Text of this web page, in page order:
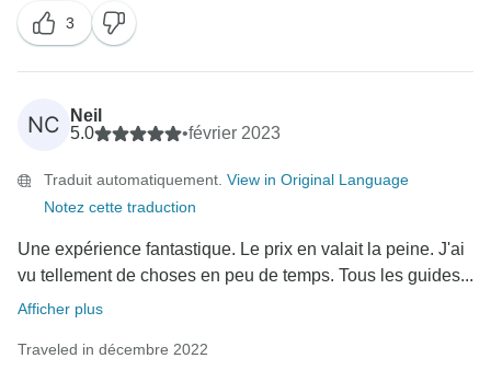
Nous avons essayé de vous offrir autant que possible
dans toutes les régions pour couvrir tous ces aspects.
Merci beaucoup d'avoir visité notre pays. Ce fut un
plaisir de vous accueillir parmi nous.
Je vous souhaite le meilleur,
3
NC
Neil
5.0
•février 2023
Traduit automatiquement. View in Original Language
Notez cette traduction
Une expérience fantastique. Le prix en valait la peine. J'ai
vu tellement de choses en peu de temps. Tous les guides...
Afficher plus
Traveled in décembre 2022